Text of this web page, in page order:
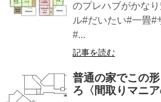
のプレハブがかな
ル#だいたい#一畳#
#...
記事を読む
普通の家でこの
ろ〈間取りマニア